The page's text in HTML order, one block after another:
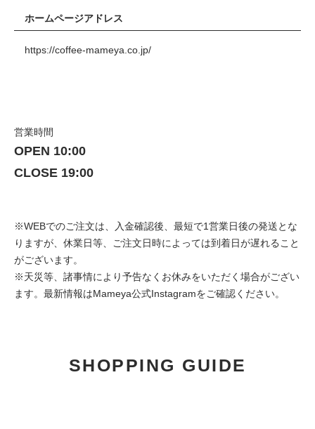
ホームページアドレス
https://coffee-mameya.co.jp/
営業時間
OPEN 10:00
CLOSE 19:00
※WEBでのご注文は、入金確認後、最短で1営業日後の発送とな
りますが、休業日等、ご注文日時によっては到着日が遅れること
がございます。
※天災等、諸事情により予告なくお休みをいただく場合がござい
ます。最新情報はMameya公式Instagramをご確認ください。
SHOPPING GUIDE